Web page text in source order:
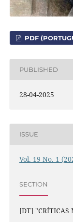
PDF
PUBLISHED
28-04-2025
ISSUE
Vol. 19 No. 1
SECTION
[DT] "CRÍTICAS